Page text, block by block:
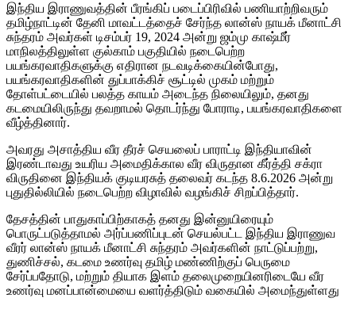
இந்திய இராணுவத்தின் பீரங்கிப் படைப்பிரிவில் பணியாற்றிவரும்
தமிழ்நாட்டின் தேனி மாவட்டத்தைச் சேர்ந்த லான்ஸ் நாயக் மீனாட்சி
சுந்தரம் அவர்கள் டிசம்பர் 19, 2024 அன்று ஜம்மு காஷ்மீர்
மாநிலத்திலுள்ள குல்காம் பகுதியில் நடைபெற்ற
பயங்கரவாதிகளுக்கு எதிரான நடவடிக்கையின்போது,
பயங்கரவாதிகளின் துப்பாக்கிச் சூட்டில் முகம் மற்றும்
தோள்பட்டையில் பலத்த காயம் அடைந்த நிலையிலும், தனது
கடமையிலிருந்து தவறாமல் தொடர்ந்து போராடி, பயங்கரவாதிகளை
வீழ்த்தினார்.
அவரது அசாத்திய வீர தீரச் செயலைப் பாராட்டி இந்தியாவின்
இரண்டாவது உயரிய அமைதிக்கால வீர விருதான கீர்த்தி சக்ரா
விருதினை இந்தியக் குடியரசுத் தலைவர் கடந்த 8.6.2026 அன்று
புதுதில்லியில் நடைபெற்ற விழாவில் வழங்கிச் சிறப்பித்தார்.
தேசத்தின் பாதுகாப்பிற்காகத் தனது இன்னுயிரையும்
பொருட்படுத்தாமல் அர்ப்பணிப்புடன் செயல்பட்ட இந்திய இராணுவ
வீரர் லான்ஸ் நாயக் மீனாட்சி சுந்தரம் அவர்களின் நாட்டுப்பற்று,
துணிச்சல், கடமை உணர்வு தமிழ் மண்ணிற்குப் பெருமை
சேர்ப்பதோடு, மற்றும் தியாக இளம் தலைமுறையினரிடையே வீர
உணர்வு மனப்பான்மையை வளர்த்திடும் வகையில் அமைந்துள்ளது